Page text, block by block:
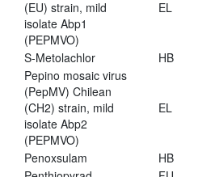
(EU) strain, mild
isolate Abp1
(PEPMVO)
EL
S-Metolachlor HB
Pepino mosaic virus
(PepMV) Chilean
(CH2) strain, mild
isolate Abp2
(PEPMVO)
EL
Penoxsulam HB